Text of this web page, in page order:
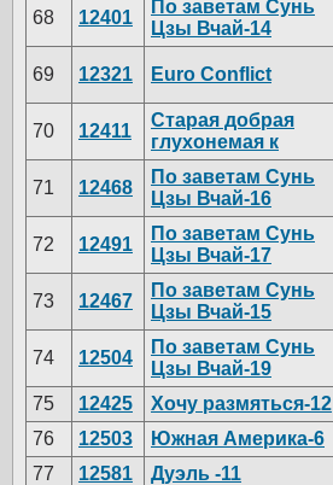
68 12401
По заветам Сунь
Цзы Вчай-14
69 12321 Euro Conflict
70 12411
Старая добрая
глухонемая к
71 12468
По заветам Сунь
Цзы Вчай-16
72 12491
По заветам Сунь
Цзы Вчай-17
73 12467
По заветам Сунь
Цзы Вчай-15
74 12504
По заветам Сунь
Цзы Вчай-19
75 12425 Хочу размяться-12
76
12503 Южная Америка-6
77
12581 Дуэль -11